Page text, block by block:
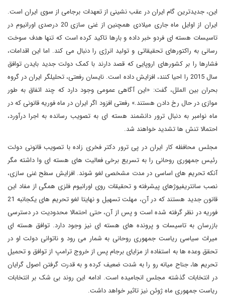
این، جدیدترین گام ایران در عقب نشینی از تعهدات برجامی از سوی ایران است.
ایران از اوایل ماه جاری میلادی همچنین از غنی سازی 20 درصدی اورانیوم در
تاسیسات هسته ای فردو خبر داده و بارها تاکید کرده است که تنها هدف سوخت
رسانی به راکتورهای تحقیقاتی و تولید انرژی را دنبال می کند. اما این اقدامات،
فشارها را بر کشورهای اروپایی که قصد دارند با کمک دولت جدید بایدن توافق
سال 2015 را احیا کنند، افزایش داده است. نایسان رفعتی، تحلیلگر ایران در گروه
بحران بین الملل، گفت: «این آگاهی عمومی وجود دارد که چند اتفاق به طور
موازی در حال رخ دادن هستند.» رفعتی افزود اگر ایران در ماه فوریه قانونی که در
ماه نوامبر به دنبال ترور دانشمند هسته ای به تصویب رسانده به اجرا درآورد،
احتمالا تنش ها تشدید خواهند شد.
مجلس محافظه کار ایران در پی ترور دکتر فخری زاده با تصویب قانونی دولت
رئیس جمهوری روحانی را به تسریع برخی فعالیت های هسته ای وا داشته مگر
آنکه تحریم های اساسی در مدت مشخصی لغو شوند. افزایش سطح غنی سازی،
نصب سانتریفیوژهای پیشرفته و تحقیقات روی اورانیوم فلزی همگی از مفاد این
قانون جدید هستند که در آن، مهلت تسهیل و نهایتا لغو تحریم های یکجانبه 21
فوریه در نظر گرفته شده است و پس از آن، حتی احتمالا محدودیت در دسترسی
بازرسان به تاسیسات و پرونده های هسته ای نیز وجود دارد. توافق هسته ای
میراث سیاسی ریاست جمهوری روحانی به شمار می رود و ناتوانی دولت او در
تحقق وعده ها به استفاده از مزایای برجام پس از خروج ترامپ از توافق و تحمیل
تحریم ها، جناح میانه رو را به شدت ضعیف کرده و به قدرت گرفتن اصول گرایان
در انتخابات گذشته مجلس انجامیده است. ادامه این روند بی شک بر انتخابات
ریاست جمهوری ماه ژوئن نیز تاثیر خواهد داشت.